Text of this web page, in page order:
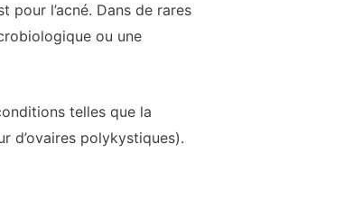
pour l’acné. Dans de rares
ou une
telles que la
d’ovaires polykystiques).